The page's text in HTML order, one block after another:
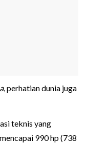
, perhatian dunia juga
teknis yang
990 hp (738